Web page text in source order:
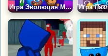
Игра Эволюция Монстров: Максимальный Уровень